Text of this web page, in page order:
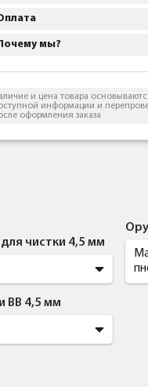
мы?
и цена товара
информации и
оформления заказа
чистки 4,5 мм
BB 4,5 мм